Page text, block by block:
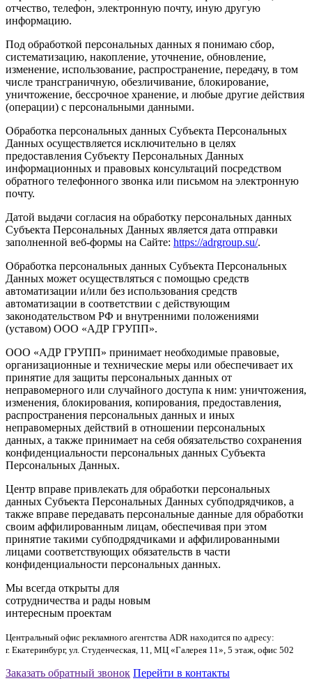
отчество, телефон, электронную почту, иную другую
информацию.
Под обработкой персональных данных я понимаю сбор,
систематизацию, накопление, уточнение, обновление,
изменение, использование, распространение, передачу, в том
числе трансграничную, обезличивание, блокирование,
уничтожение, бессрочное хранение, и любые другие действия
(операции) с персональными данными.
Обработка персональных данных Субъекта Персональных
Данных осуществляется исключительно в целях
предоставления Субъекту Персональных Данных
информационных и правовых консультаций посредством
обратного телефонного звонка или письмом на электронную
почту.
Датой выдачи согласия на обработку персональных данных
Субъекта Персональных Данных является дата отправки
заполненной веб-формы на Сайте: https://adrgroup.su/.
Обработка персональных данных Субъекта Персональных
Данных может осуществляться с помощью средств
автоматизации и/или без использования средств
автоматизации в соответствии с действующим
законодательством РФ и внутренними положениями
(уставом) ООО «АДР ГРУПП».
ООО «АДР ГРУПП» принимает необходимые правовые,
организационные и технические меры или обеспечивает их
принятие для защиты персональных данных от
неправомерного или случайного доступа к ним: уничтожения,
изменения, блокирования, копирования, предоставления,
распространения персональных данных и иных
неправомерных действий в отношении персональных
данных, а также принимает на себя обязательство сохранения
конфиденциальности персональных данных Субъекта
Персональных Данных.
Центр вправе привлекать для обработки персональных
данных Субъекта Персональных Данных субподрядчиков, а
также вправе передавать персональные данные для обработки
своим аффилированным лицам, обеспечивая при этом
принятие такими субподрядчиками и аффилированными
лицами соответствующих обязательств в части
конфиденциальности персональных данных.
Мы всегда открыты для
сотрудничества и рады новым
интересным проектам
Центральный офис рекламного агентства ADR находится по адресу:
г. Екатеринбург, ул. Студенческая, 11, МЦ «Галерея 11», 5 этаж, офис 502
Заказать обратный звонок Перейти в контакты